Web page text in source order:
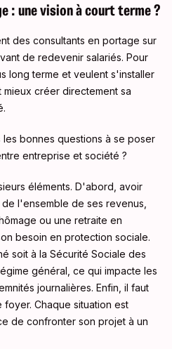
: une vision à court terme ?
des consultants en portage sur
de redevenir salariés. Pour
long terme et veulent s'installer
créer directement sa
.
les bonnes questions à se poser
entreprise et société ?
éléments. D'abord, avoir
l'ensemble de ses revenus,
ou une retraite en
besoin en protection sociale.
soit à la Sécurité Sociale des
général, ce qui impacte les
journalières. Enfin, il faut
foyer. Chaque situation est
de confronter son projet à un